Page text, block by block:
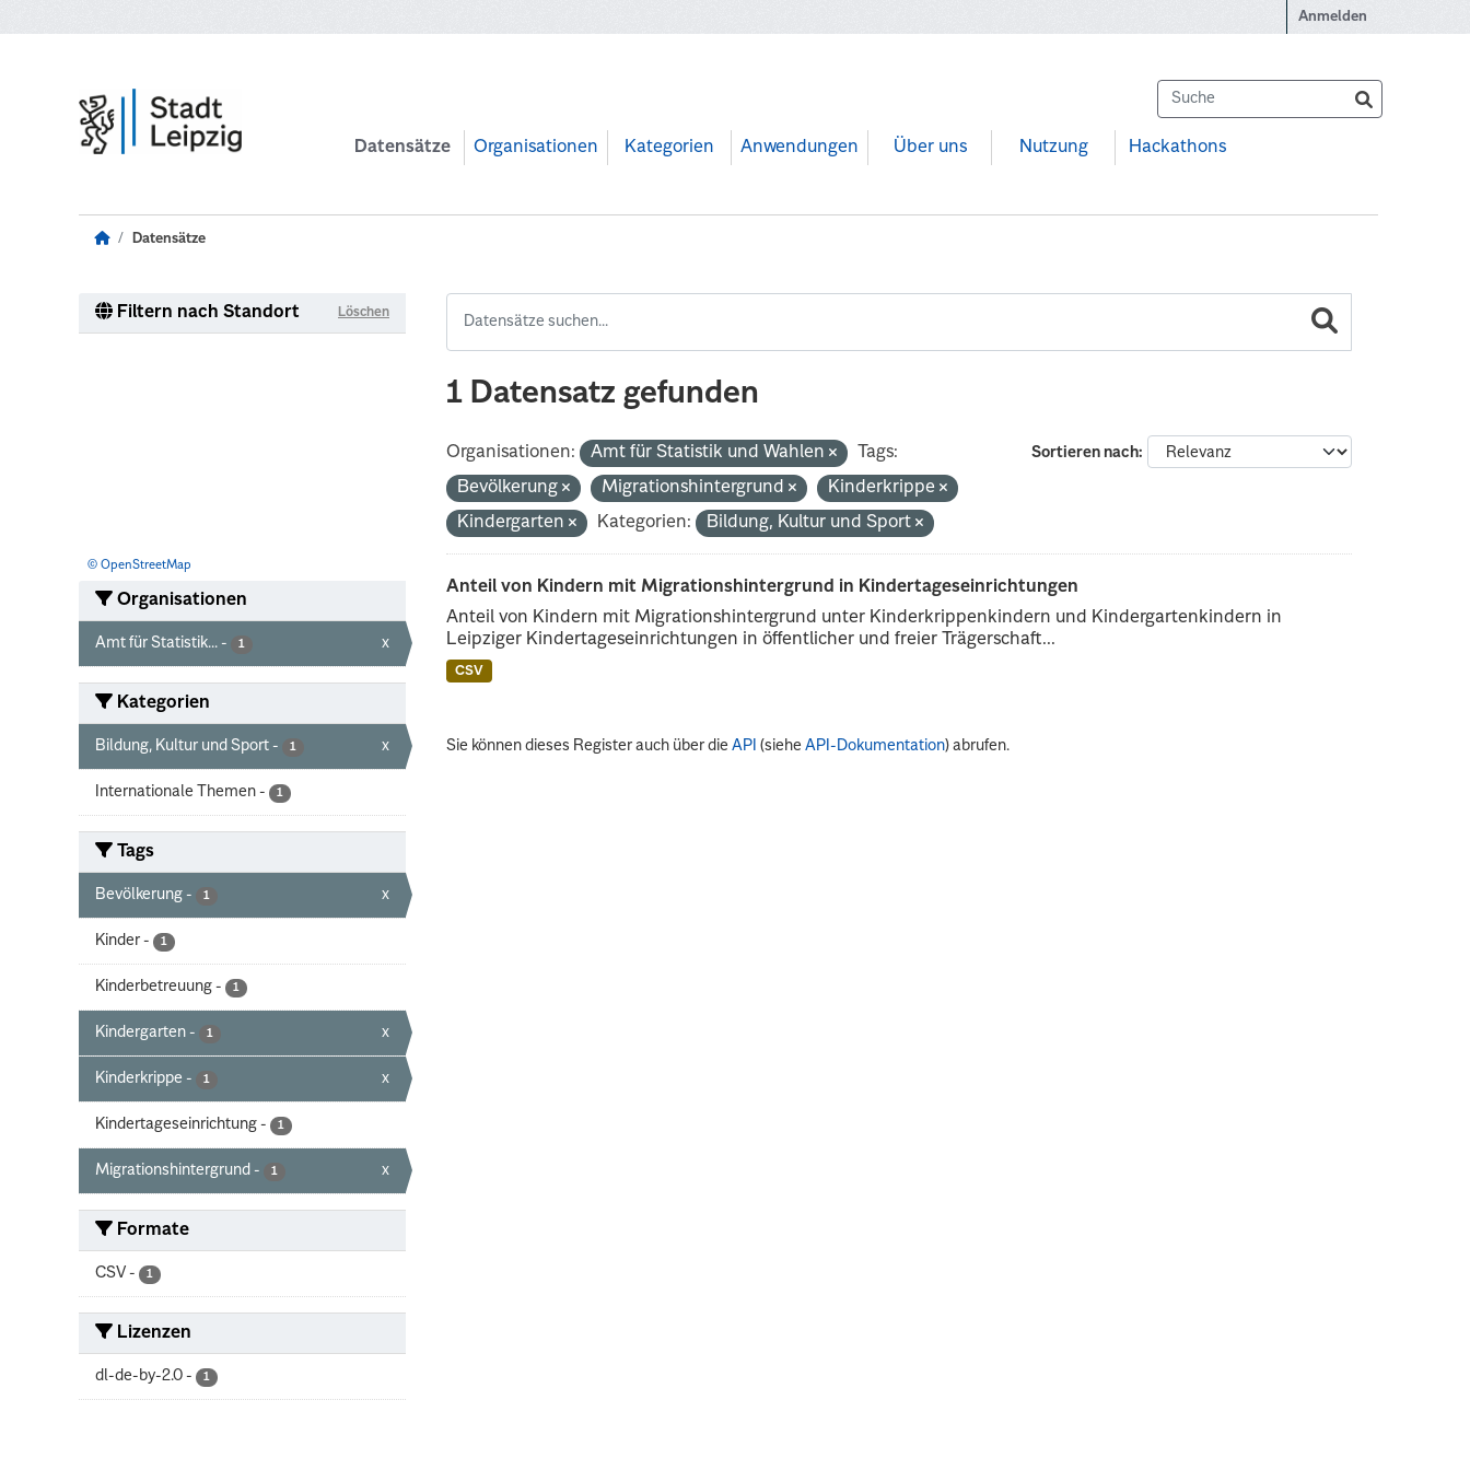
Anmelden
Datensätze Organisationen Kategorien Anwendungen Über uns Nutzung Hackathons
Datensätze
Filtern nach Standort Löschen
© OpenStreetMap
Organisationen
Amt für Statistik... - 1 x
Kategorien
Bildung, Kultur und Sport - 1 x
Internationale Themen - 1
Tags
Bevölkerung - 1 x
Kinder - 1
Kinderbetreuung - 1
Kindergarten - 1 x
Kinderkrippe - 1 x
Kindertageseinrichtung - 1
Migrationshintergrund - 1 x
Formate
CSV - 1
Lizenzen
dl-de-by-2.0 - 1
1 Datensatz gefunden
Sortieren nach
Organisationen: Amt für Statistik und Wahlen
Tags:
Bevölkerung
Migrationshintergrund
Kinderkrippe
Kindergarten
Kategorien: Bildung, Kultur und Sport
Anteil von Kindern mit Migrationshintergrund in Kindertageseinrichtungen
Anteil von Kindern mit Migrationshintergrund unter Kinderkrippenkindern und Kindergartenkindern in
Leipziger Kindertageseinrichtungen in öffentlicher und freier Trägerschaft...
CSV
Sie können dieses Register auch über dieAPI (sieheAPI-Dokumentation) abrufen.